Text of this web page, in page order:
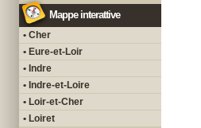
Mappe interattive
• Cher
• Eure-et-Loir
• Indre
• Indre-et-Loire
• Loir-et-Cher
• Loiret